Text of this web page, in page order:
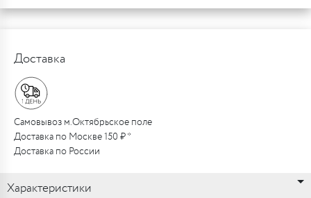
Доставка
Самовывоз м.Октябрьское поле
Доставка по Москве 150 ₽ *
Доставка по России
Характеристики